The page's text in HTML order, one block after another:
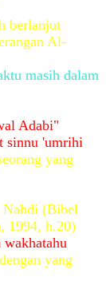
berlanjut
Al-
masih dalam
Adabi"
sinnu 'umrihi
yang
Nahdi (Bibel
1994, h.20)
wakhatahu
yang